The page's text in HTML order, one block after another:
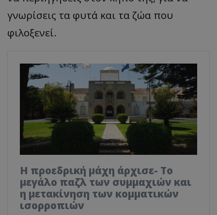
γνωρίσεις τα φυτά και τα ζώα που
φιλοξενεί.
Η προεδρική μάχη άρχισε- Το
μεγάλο παζλ των συμμαχιών και
η μετακίνηση των κομματικών
ισορροπιών